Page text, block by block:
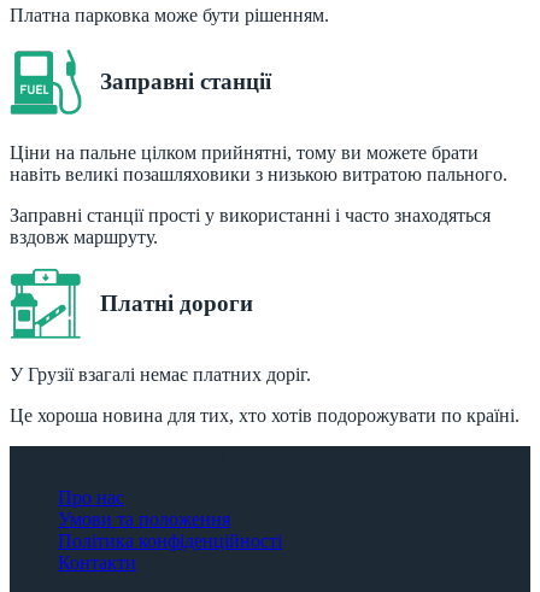
Платна парковка може бути рішенням.
Заправні станції
Ціни на пальне цілком прийнятні, тому ви можете брати
навіть великі позашляховики з низькою витратою пального.
Заправні станції прості у використанні і часто знаходяться
вздовж маршруту.
Платні дороги
У Грузії взагалі немає платних доріг.
Це хороша новина для тих, хто хотів подорожувати по країні.
Про нас
Умови та положення
Політика конфіденційності
Контакти